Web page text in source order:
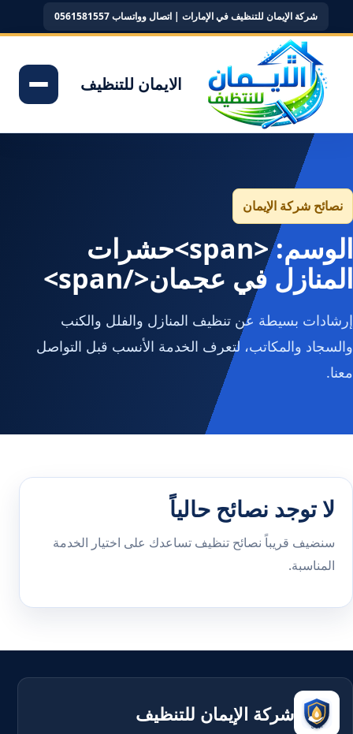
شركة الإيمان للتنظيف في الإمارات | اتصال وواتساب 0561581557
الايمان للتنظيف
نصائح شركة الإيمان
الوسم: <span>حشرات
المنازل في عجمان</span>
إرشادات بسيطة عن تنظيف المنازل والفلل والكنب
والسجاد والمكاتب، لتعرف الخدمة الأنسب قبل التواصل
معنا.
لا توجد نصائح حالياً
سنضيف قريباً نصائح تنظيف تساعدك على اختيار الخدمة
المناسبة.
شركة الإيمان للتنظيف